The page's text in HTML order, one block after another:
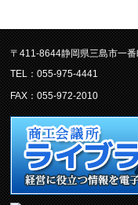
〒411-8644静岡県三島市一
TEL：055-975-4441
FAX：055-972-2010